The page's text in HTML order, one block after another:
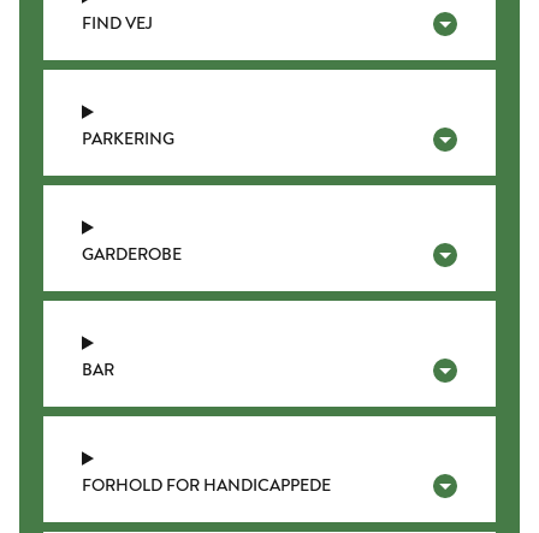
FIND VEJ
PARKERING
GARDEROBE
BAR
FORHOLD FOR HANDICAPPEDE